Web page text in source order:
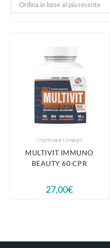
Ordina in base al più recente
Vitamine e Minerali
MULTIVIT IMMUNO
BEAUTY 60 CPR
27,00€